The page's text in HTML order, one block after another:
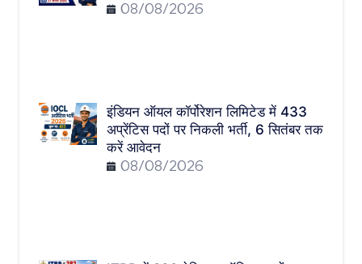
08/08/2026
इंडियन ऑयल कॉर्पोरेशन लिमिटेड में 433
अप्रेंटिस पदों पर निकली भर्ती, 6 सितंबर तक
करें आवेदन
08/08/2026